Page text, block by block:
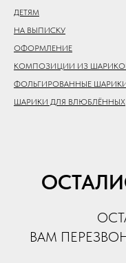
ДЕТЯМ
НА ВЫПИСКУ
ОФОРМЛЕНИЕ
КОМПОЗИЦИИ ИЗ
ФОЛЬГИРОВАННЫЕ
ШАРИКИ ДЛЯ ВЛЮБЛЁННЫХ
ВАМ